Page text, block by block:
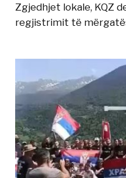
Zgjedhjet lokale, KQZ
regjistrimit të